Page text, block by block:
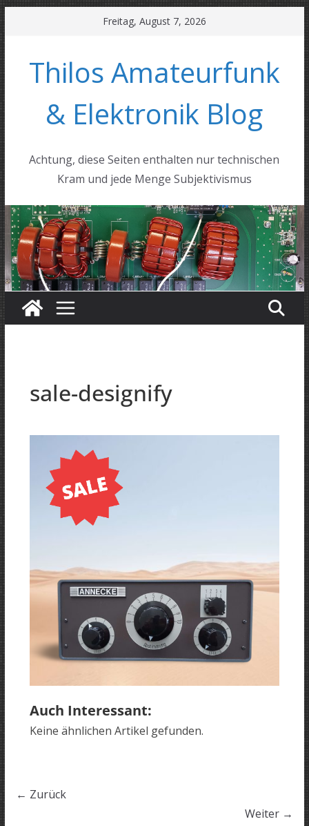
Inhalt
springen
Freitag, August 7, 2026
Thilos Amateurfunk
& Elektronik Blog
Achtung, diese Seiten enthalten nur technischen
Kram und jede Menge Subjektivismus
sale-designify
Auch Interessant:
Keine ähnlichen Artikel gefunden.
← Zurück
Weiter →